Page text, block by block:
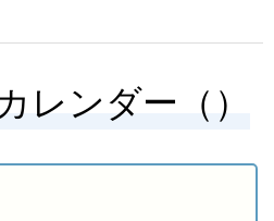
レンダー（）